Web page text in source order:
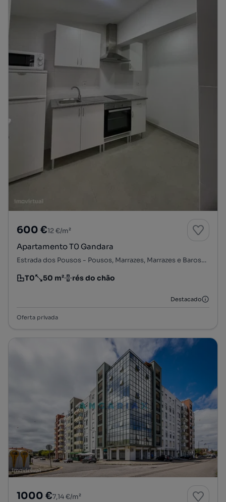
600 €12 €/m²
Apartamento T0 Gandara
Estrada dos Pousos - Pousos, Marrazes, Marrazes e Barosa, Leiria, Leiria
Tipologia
T0
Preço por metro quadrado
50 m²
Andar rés do chão
Destacado
Oferta privada
1000 €7,14 €/m²